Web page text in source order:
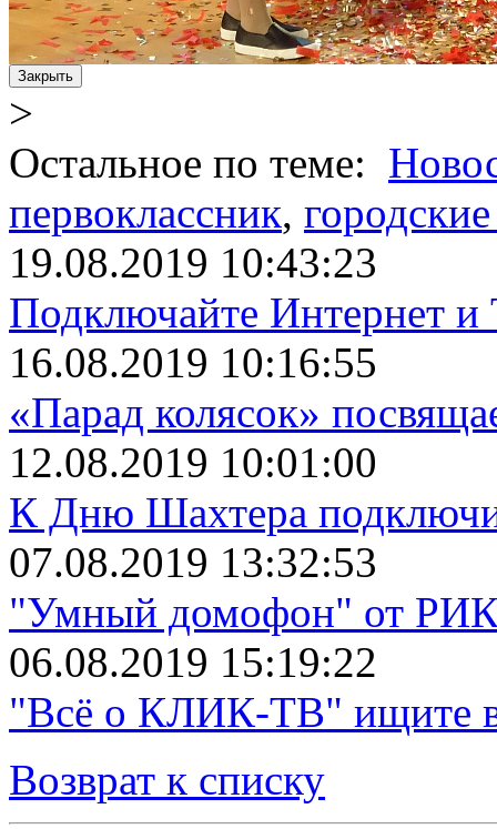
Закрыть
>
Остальное по теме:
первоклассник,
19.08.2019 10:43:23
Подключайте Интернет и
16.08.2019 10:16:55
«Парад колясок»
12.08.2019 10:01:00
К Дню Шахтера
07.08.2019 13:32:53
"Умный домофон" от
06.08.2019 15:19:22
"Всё о КЛИК-ТВ" ищите в
Возврат к списку